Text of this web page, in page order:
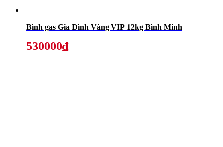
Bình gas Gia Đình Vàng VIP 12kg Bình Minh
530000₫